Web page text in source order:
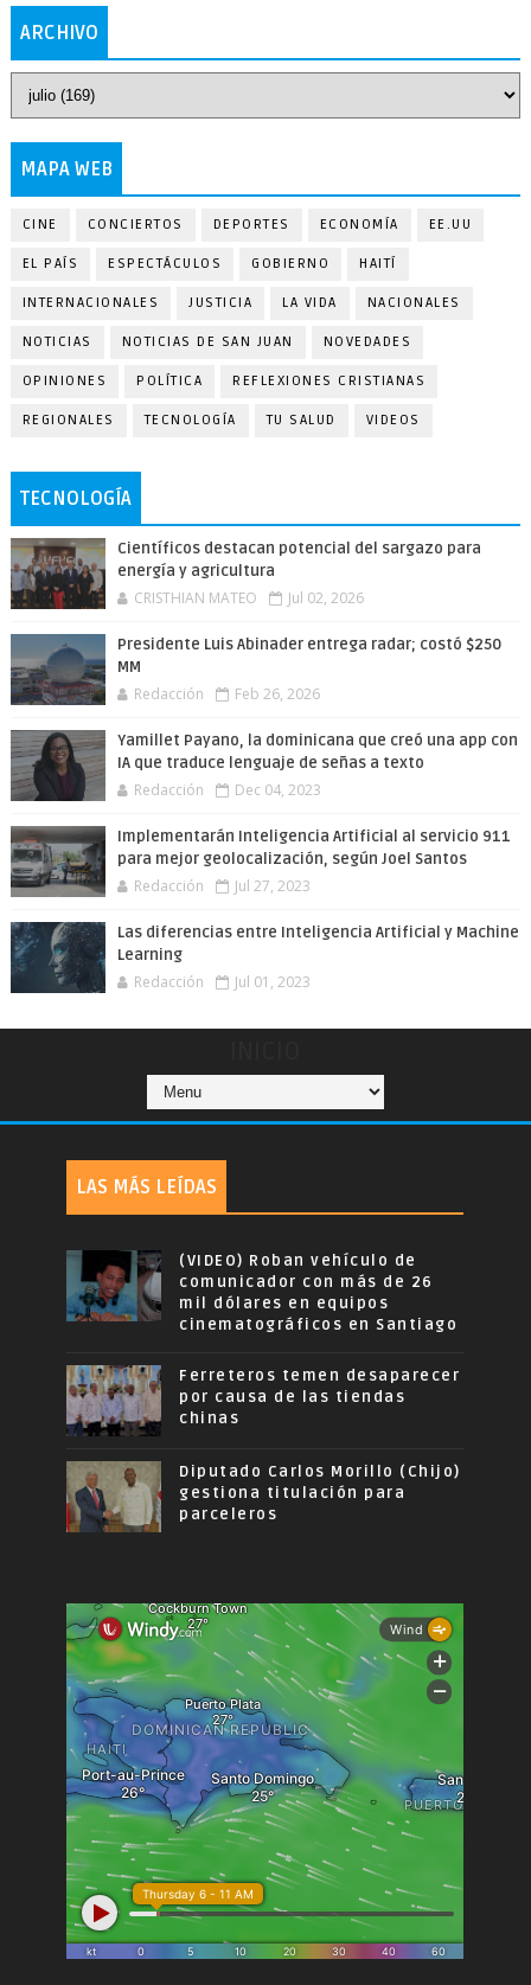
ARCHIVO
MAPA WEB
CINE CONCIERTOS DEPORTES ECONOMÍA EE.UU
EL PAÍS ESPECTÁCULOS GOBIERNO HAITÍ
INTERNACIONALES JUSTICIA LA VIDA NACIONALES
NOTICIAS NOTICIAS DE SAN JUAN NOVEDADES
OPINIONES POLÍTICA REFLEXIONES CRISTIANAS
REGIONALES TECNOLOGÍA TU SALUD VIDEOS
TECNOLOGÍA
Científicos destacan potencial del sargazo para
energía y agricultura
CRISTHIAN MATEO Jul 02, 2026
Presidente Luis Abinader entrega radar; costó $250
MM
Redacción Feb 26, 2026
Yamillet Payano, la dominicana que creó una app con
IA que traduce lenguaje de señas a texto
Redacción Dec 04, 2023
Implementarán Inteligencia Artificial al servicio 911
para mejor geolocalización, según Joel Santos
Redacción Jul 27, 2023
Las diferencias entre Inteligencia Artificial y Machine
Learning
Redacción Jul 01, 2023
LAS MÁS LEÍDAS
(VIDEO) Roban vehículo de
comunicador con más de 26
mil dólares en equipos
cinematográficos en Santiago
Ferreteros temen desaparecer
por causa de las tiendas
chinas
Diputado Carlos Morillo (Chijo)
gestiona titulación para
parceleros